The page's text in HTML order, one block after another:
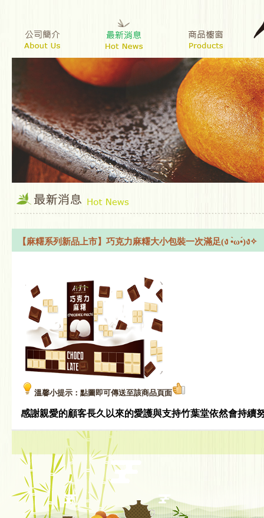
【麻糬系列新品上市】巧克力麻糬大小包裝一次滿足(ง •̀ω•́)ง✧
溫馨小提示：點圖即可傳送至該商品頁面
感謝親愛的顧客長久以來的愛護與支持竹葉堂依然會持續